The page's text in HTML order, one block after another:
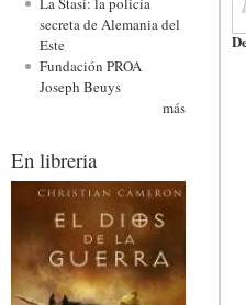
secreta de Alemania del
Este
Fundación PROA
Joseph Beuys
más
En libreria